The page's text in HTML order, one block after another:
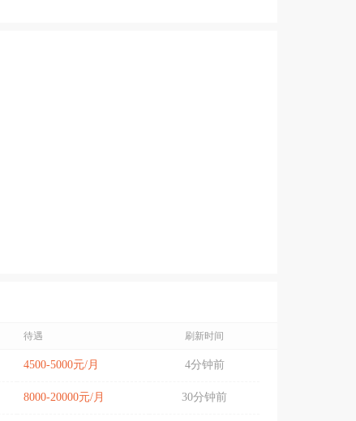
待遇 刷新时间
4500-5000元/月 4分钟前
8000-20000元/月 30分钟前